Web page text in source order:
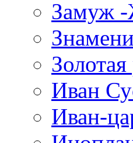
Замуж -
Иван
Иван-